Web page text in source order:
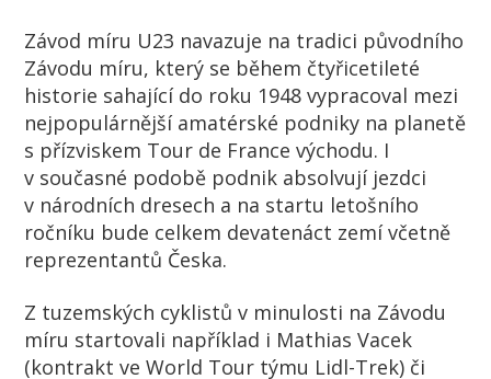
Závod míru U23 navazuje na tradici původního
Závodu míru, který se během čtyřicetileté
historie sahající do roku 1948 vypracoval mezi
nejpopulárnější amatérské podniky na planetě
s přízviskem Tour de France východu. I
v současné podobě podnik absolvují jezdci
v národních dresech a na startu letošního
ročníku bude celkem devatenáct zemí včetně
reprezentantů Česka.
Z tuzemských cyklistů v minulosti na Závodu
míru startovali například i Mathias Vacek
(kontrakt ve World Tour týmu Lidl-Trek) či